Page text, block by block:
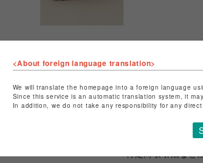
池
<About foreign language translation>
We will translate the homepage into a foreign language
Since this service is an automatic translation system, it
In addition, we do not take any responsibility for any